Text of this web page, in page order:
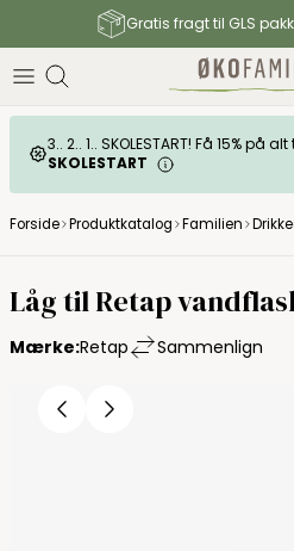
Gratis fragt til GLS
3.. 2.. 1.. SKOLESTART! Få 15%
SKOLESTART
Forside Produktkatalog Familien
Låg til Retap
Mærke:Retap Sammenlign